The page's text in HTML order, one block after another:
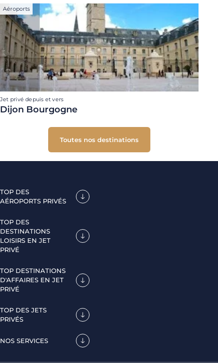
Aéroports
Jet privé depuis et vers
Dijon Bourgogne
Toutes nos destinations
TOP DES
AÉROPORTS PRIVÉS
TOP DES
DESTINATIONS
LOISIRS EN JET
PRIVÉ
TOP DESTINATIONS
D'AFFAIRES EN JET
PRIVÉ
TOP DES JETS
PRIVÉS
NOS SERVICES